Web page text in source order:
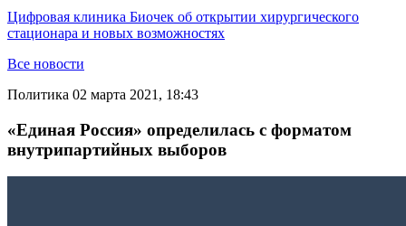
Цифровая клиника Биочек об открытии хирургического
стационара и новых возможностях
Все новости
Политика 02 марта 2021, 18:43
«Единая Россия» определилась с форматом
внутрипартийных выборов